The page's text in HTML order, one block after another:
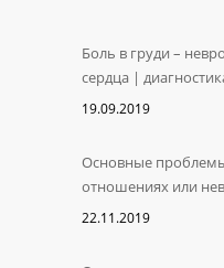
Боль в груди –
сердца |
19.09.2019
Основные
отношениях или
22.11.2019